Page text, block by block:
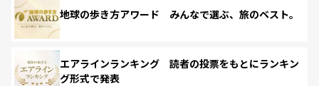
地球の歩き方アワード みんなで選ぶ、旅のベスト。
エアラインランキング 読者の投票をもとにランキン
グ形式で発表